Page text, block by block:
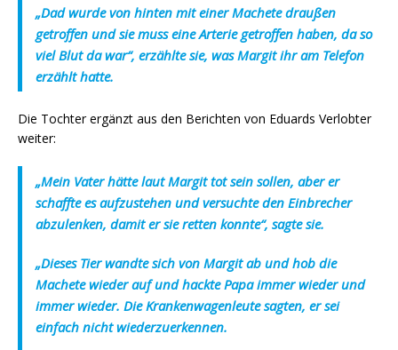
„Dad wurde von hinten mit einer Machete draußen
getroffen und sie muss eine Arterie getroffen haben, da so
viel Blut da war“, erzählte sie, was Margit ihr am Telefon
erzählt hatte.
Die Tochter ergänzt aus den Berichten von Eduards Verlobter
weiter:
„Mein Vater hätte laut Margit tot sein sollen, aber er
schaffte es aufzustehen und versuchte den Einbrecher
abzulenken, damit er sie retten konnte“, sagte sie.
„Dieses Tier wandte sich von Margit ab und hob die
Machete wieder auf und hackte Papa immer wieder und
immer wieder. Die Krankenwagenleute sagten, er sei
einfach nicht wiederzuerkennen.